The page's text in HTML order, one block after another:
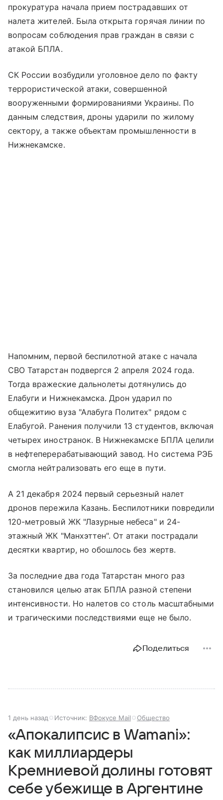
прокуратура начала прием пострадавших от
налета жителей. Была открыта горячая линии по
вопросам соблюдения прав граждан в связи с
атакой БПЛА.
СК России возбудили уголовное дело по факту
террористической атаки, совершенной
вооруженными формированиями Украины. По
данным следствия, дроны ударили по жилому
сектору, а также объектам промышленности в
Нижнекамске.
Напомним, первой беспилотной атаке с начала
СВО Татарстан подвергся 2 апреля 2024 года.
Тогда вражеские дальнолеты дотянулись до
Елабуги и Нижнекамска. Дрон ударил по
общежитию вуза "Алабуга Политех" рядом с
Елабугой. Ранения получили 13 студентов, включая
четырех иностранок. В Нижнекамске БПЛА целили
в нефтеперерабатывающий завод. Но система РЭБ
смогла нейтрализовать его еще в пути.
А 21 декабря 2024 первый серьезный налет
дронов пережила Казань. Беспилотники повредили
120-метровый ЖК "Лазурные небеса" и 24-
этажный ЖК "Манхэттен". От атаки пострадали
десятки квартир, но обошлось без жертв.
За последние два года Татарстан много раз
становился целью атак БПЛА разной степени
интенсивности. Но налетов со столь масштабными
и трагическими последствиями еще не было.
Поделиться
1 день назад Источник: ВФокусе Mail Общество
«Апокалипсис в Wamani»:
как миллиардеры
Кремниевой долины готовят
себе убежище в Аргентине